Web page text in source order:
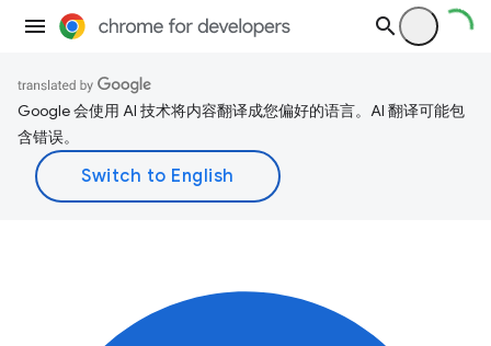
Google 会使用 AI 技术将内容翻译成您偏好的语言。AI 翻译可能包
含错误。